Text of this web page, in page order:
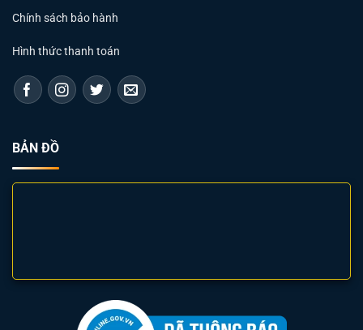
Chính sách bảo hành
Hình thức thanh toán
BẢN ĐỒ